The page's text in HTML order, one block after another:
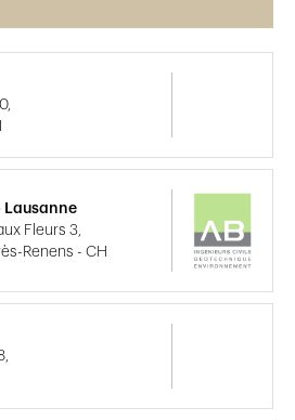
Lausanne
Fleurs 3,
Renens - CH